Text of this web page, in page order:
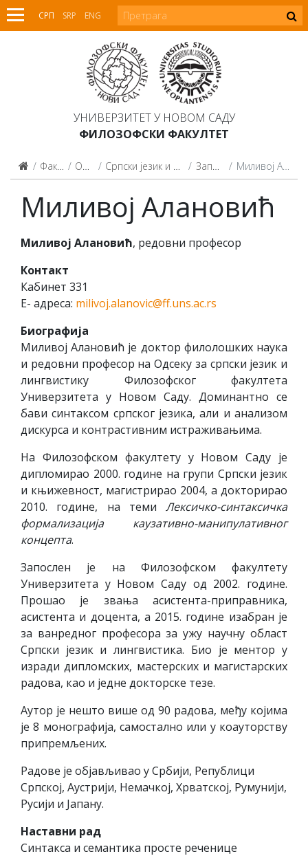
СРП SRP ENG
УНИВЕРЗИТЕТ У НОВОМ САДУ
ФИЛОЗОФСКИ ФАКУЛТЕТ
Факултет Одсеци Српски језик и лингвистика Запослени Миливој Алановић
Миливој Алановић
Миливој Алановић, редовни професор
Контакт
Кабинет 331
Е- адреса: milivoj.alanovic@ff.uns.ac.rs
Биографија
Миливој Алановић је доктор филолошких наука
и редовни професор на Одсеку за српски језик и
лингвистику Филозофског факултета
Универзитета у Новом Саду. Доминантно се
бави синтаксом српског језика, али и анализом
дискурса и контрастивним истраживањима.
На Филозофском факултету у Новом Саду је
дипломирао 2000. године на групи Српски језик
и књижевност, магистрирао 2004, а докторирао
2010. године, на теми Лексичко-синтаксичка
формализација каузативно-манипулативног
концепта.
Запослен је на Филозофском факултету
Универзитета у Новом Саду од 2002. године.
Прошао је звања асистента-приправника,
асистента и доцента, а 2015. године изабран је
за ванредног професора за ужу научну област
Српски језик и лингвистика. Био је ментор у
изради дипломских, мастерских и магистарских
радова, као и једне докторске тезе.
Аутор је нешто више од 90 радова, међу којима
je 8 монографијa, самостално или у коауторству
припремљених.
Радове је објављивао у Србији, Републици
Српској, Аустрији, Немачкој, Хрватској, Румунији,
Русији и Јапану.
Наставни рад
Синтакса и семантика просте реченице